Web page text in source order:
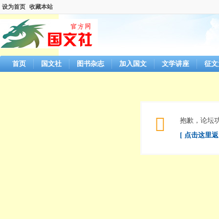
设为首页 收藏本站
首页 国文社 图书杂志 加入国文 文学讲座 征
抱歉，论坛
[ 点击这里